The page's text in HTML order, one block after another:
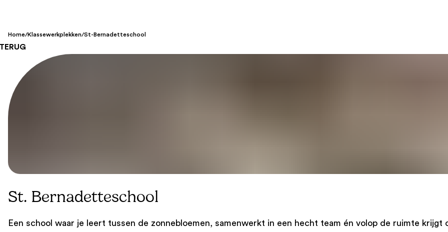
Home/Klassewerkplekken/St-Bernadetteschool
St. Bernadetteschool
Een school waar je leert tussen de zonnebloemen, samenwerkt in een hecht team én volop de ruimte